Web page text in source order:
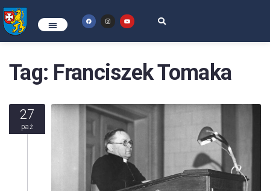
Tag: Franciszek Tomaka
27
paź